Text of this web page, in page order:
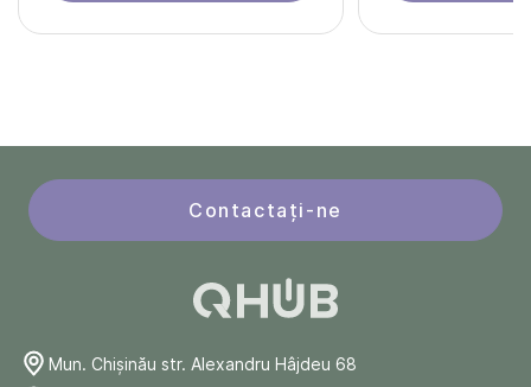
Contactați-ne
Mun. Chişinău str. Alexandru Hâjdeu 68